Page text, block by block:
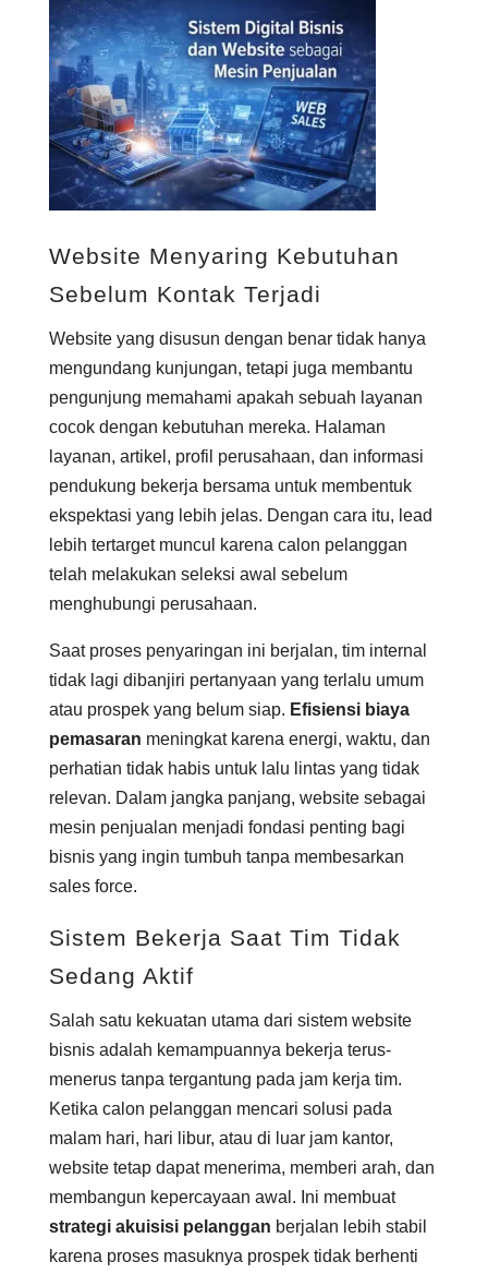
Website Menyaring Kebutuhan
Sebelum Kontak Terjadi
Website yang disusun dengan benar tidak hanya
mengundang kunjungan, tetapi juga membantu
pengunjung memahami apakah sebuah layanan
cocok dengan kebutuhan mereka. Halaman
layanan, artikel, profil perusahaan, dan informasi
pendukung bekerja bersama untuk membentuk
ekspektasi yang lebih jelas. Dengan cara itu, lead
lebih tertarget muncul karena calon pelanggan
telah melakukan seleksi awal sebelum
menghubungi perusahaan.
Saat proses penyaringan ini berjalan, tim internal
tidak lagi dibanjiri pertanyaan yang terlalu umum
atau prospek yang belum siap. Efisiensi biaya
pemasaran meningkat karena energi, waktu, dan
perhatian tidak habis untuk lalu lintas yang tidak
relevan. Dalam jangka panjang, website sebagai
mesin penjualan menjadi fondasi penting bagi
bisnis yang ingin tumbuh tanpa membesarkan
sales force.
Sistem Bekerja Saat Tim Tidak
Sedang Aktif
Salah satu kekuatan utama dari sistem website
bisnis adalah kemampuannya bekerja terus-
menerus tanpa tergantung pada jam kerja tim.
Ketika calon pelanggan mencari solusi pada
malam hari, hari libur, atau di luar jam kantor,
website tetap dapat menerima, memberi arah, dan
membangun kepercayaan awal. Ini membuat
strategi akuisisi pelanggan berjalan lebih stabil
karena proses masuknya prospek tidak berhenti